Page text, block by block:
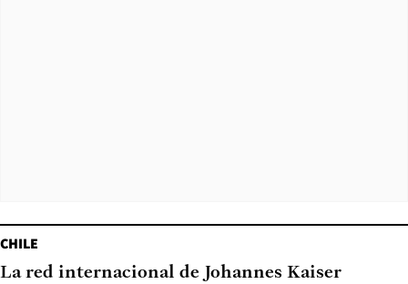
CHILE
La red internacional de Johannes Kaiser